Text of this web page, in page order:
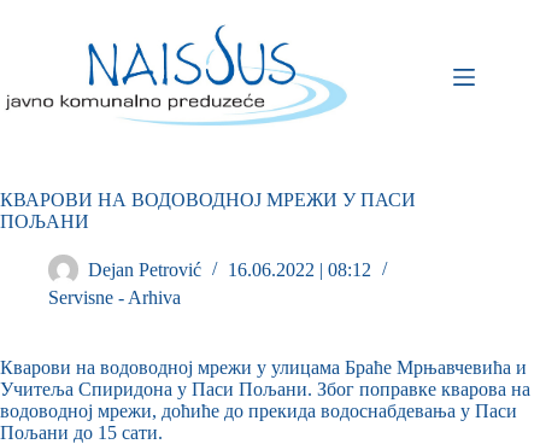
КВАРОВИ НА ВОДОВОДНОЈ МРЕЖИ У ПАСИ
ПОЉАНИ
Dejan Petrović
16.06.2022 | 08:12
Servisne - Arhiva
Кварови на водоводној мрежи у улицама Браће Мрњавчевића и
Учитеља Спиридона у Паси Пољани. Због поправке кварова на
водоводној мрежи, доћиће до прекида водоснабдевања у Паси
Пољани до 15 сати.